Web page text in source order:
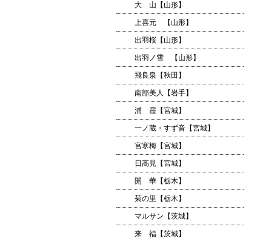
大 山【山形】
上喜元 【山形】
出羽桜【山形】
出羽ノ雪 【山形】
飛良泉【秋田】
南部美人【岩手】
浦 霞【宮城】
一ノ蔵・すず音【宮城】
宮寒梅【宮城】
日高見【宮城】
開 華【栃木】
菊の里【栃木】
マルサン【茨城】
来 福【茨城】